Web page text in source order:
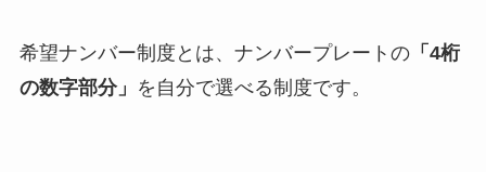
希望ナンバー制度とは、ナンバープレートの「4桁
の数字部分」 を自分で選べる制度です。